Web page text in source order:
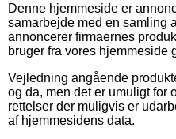
Denne hjemmeside er
samarbejde med en samling
annoncerer firmaernes
bruger fra vores hjemmeside
Vejledning angående
og da, men det er umuligt for
rettelser der muligvis er
af hjemmesidens data.